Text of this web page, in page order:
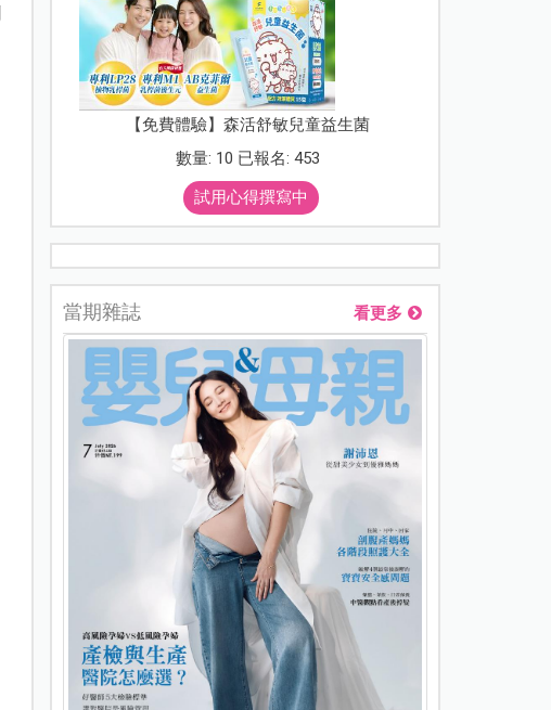
【免費體驗】森活舒敏兒童益生菌
數量: 10 已報名: 453
試用心得撰寫中
當期雜誌 看更多